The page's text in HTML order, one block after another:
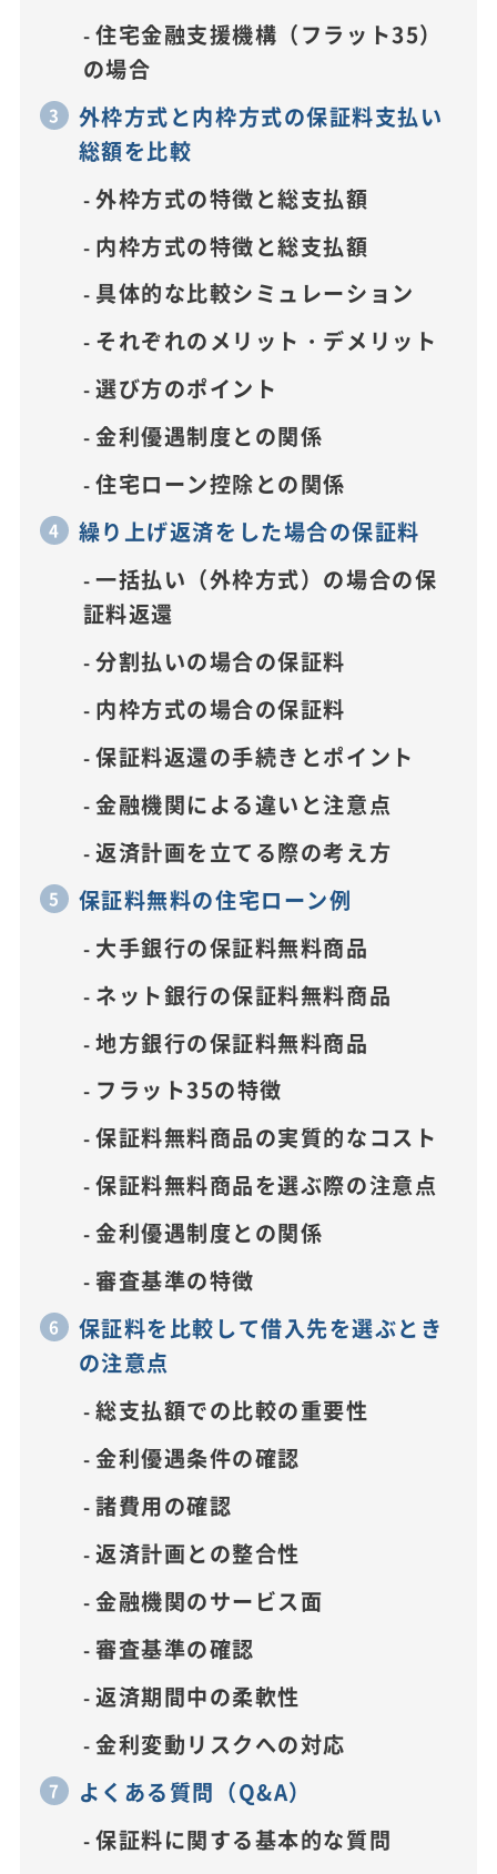
住宅金融支援機構（フラット35）
の場合
外枠方式と内枠方式の保証料支払い
総額を比較
外枠方式の特徴と総支払額
内枠方式の特徴と総支払額
具体的な比較シミュレーション
それぞれのメリット・デメリット
選び方のポイント
金利優遇制度との関係
住宅ローン控除との関係
繰り上げ返済をした場合の保証料
一括払い（外枠方式）の場合の保
証料返還
分割払いの場合の保証料
内枠方式の場合の保証料
保証料返還の手続きとポイント
金融機関による違いと注意点
返済計画を立てる際の考え方
保証料無料の住宅ローン例
大手銀行の保証料無料商品
ネット銀行の保証料無料商品
地方銀行の保証料無料商品
フラット35の特徴
保証料無料商品の実質的なコスト
保証料無料商品を選ぶ際の注意点
金利優遇制度との関係
審査基準の特徴
保証料を比較して借入先を選ぶとき
の注意点
総支払額での比較の重要性
金利優遇条件の確認
諸費用の確認
返済計画との整合性
金融機関のサービス面
審査基準の確認
返済期間中の柔軟性
金利変動リスクへの対応
よくある質問（Q&A）
保証料に関する基本的な質問